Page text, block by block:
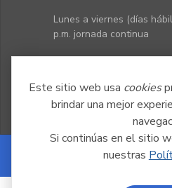
Este sitio web usa cookies
brindar una mejor
Si continúas en el sitio
nuestras
Lunes a viernes (días
p.m. jornada continua